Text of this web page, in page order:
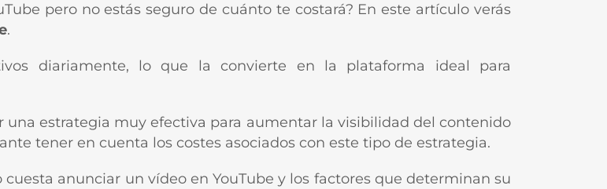
pero no estás seguro de cuánto te costará? En este artículo verás
.
diariamente, lo que la convierte en la plataforma ideal para
una estrategia muy efectiva para aumentar la visibilidad del contenido
tener en cuenta los costes asociados con este tipo de estrategia.
anunciar un vídeo en YouTube y los factores que determinan su